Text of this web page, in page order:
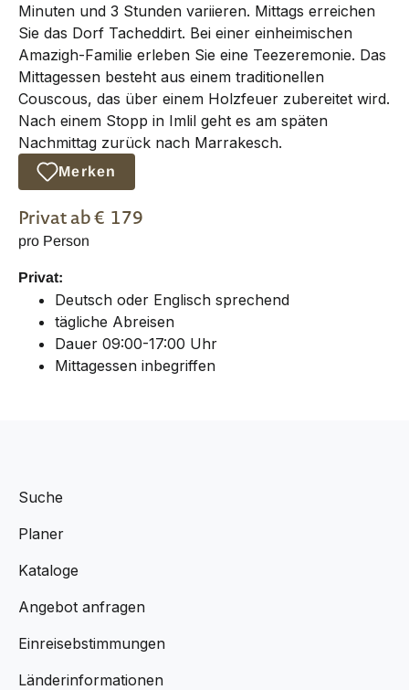
Minuten und 3 Stunden variieren. Mittags erreichen
Sie das Dorf Tacheddirt. Bei einer einheimischen
Amazigh-Familie erleben Sie eine Teezeremonie. Das
Mittagessen besteht aus einem traditionellen
Couscous, das über einem Holzfeuer zubereitet wird.
Nach einem Stopp in Imlil geht es am späten
Nachmittag zurück nach Marrakesch.
Merken
Privatab € 179
pro Person
Privat:
Deutsch oder Englisch sprechend
tägliche Abreisen
Dauer 09:00-17:00 Uhr
Mittagessen inbegriffen
Suche
Planer
Kataloge
Angebot anfragen
Einreisebstimmungen
Länderinformationen